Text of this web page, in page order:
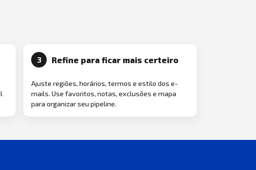
3 Refine para ficar mais certeiro
Ajuste regiões, horários, termos e estilo dos e-
mails. Use favoritos, notas, exclusões e mapa
para organizar seu pipeline.